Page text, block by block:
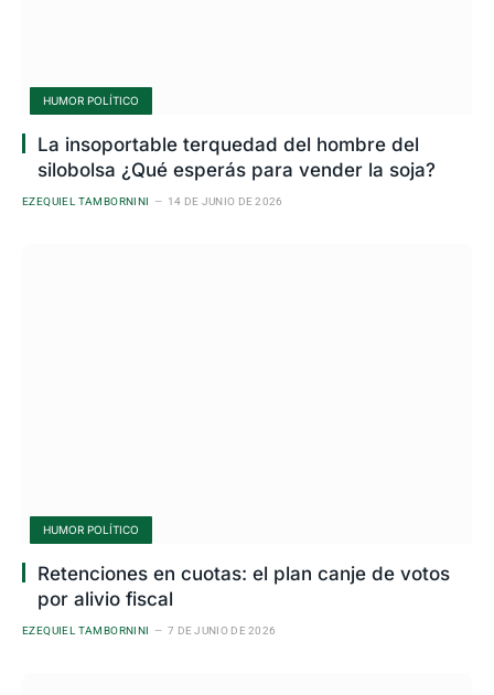
HUMOR POLÍTICO
La insoportable terquedad del hombre del
silobolsa ¿Qué esperás para vender la soja?
EZEQUIEL TAMBORNINI 14 DE JUNIO DE 2026
HUMOR POLÍTICO
Retenciones en cuotas: el plan canje de votos
por alivio fiscal
EZEQUIEL TAMBORNINI 7 DE JUNIO DE 2026